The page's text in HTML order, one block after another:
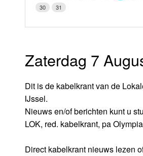
Oude LOK
30
31
Zaterdag 7
Dit is de kabelkrant van de
IJssel.
Nieuws en/of berichten kunt u
LOK, red. kabelkrant, pa
Direct kabelkrant nieuws lezen